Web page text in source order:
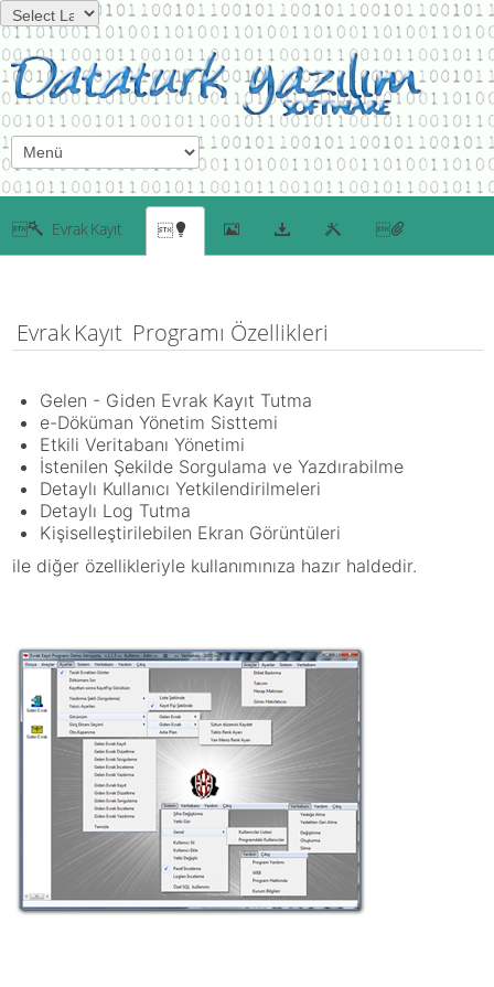
Evrak Kayıt
Evrak Kayıt Programı Özellikleri
Gelen - Giden Evrak Kayıt Tutma
e-Döküman Yönetim Sisttemi
Etkili Veritabanı Yönetimi
İstenilen Şekilde Sorgulama ve Yazdırabilme
Detaylı Kullanıcı Yetkilendirilmeleri
Detaylı Log Tutma
Kişiselleştirilebilen Ekran Görüntüleri
ile diğer özellikleriyle kullanımınıza hazır haldedir.